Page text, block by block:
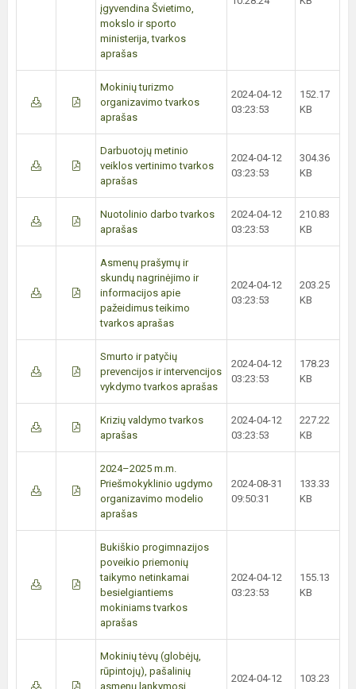
įgyvendina Švietimo,
mokslo ir sporto
ministerija, tvarkos
aprašas
Mokinių turizmo
organizavimo tvarkos
aprašas
2024-04-12
03:23:53
152.17
KB
Darbuotojų metinio
veiklos vertinimo tvarkos
aprašas
2024-04-12
03:23:53
304.36
KB
Nuotolinio darbo tvarkos
aprašas
2024-04-12
03:23:53
210.83
KB
Asmenų prašymų ir
skundų nagrinėjimo ir
informacijos apie
pažeidimus teikimo
tvarkos aprašas
2024-04-12
03:23:53
203.25
KB
Smurto ir patyčių
prevencijos ir intervencijos
vykdymo tvarkos aprašas
2024-04-12
03:23:53
178.23
KB
Krizių valdymo tvarkos
aprašas
2024-04-12
03:23:53
227.22
KB
2024–2025 m.m.
Priešmokyklinio ugdymo
organizavimo modelio
aprašas
2024-08-31
09:50:31
133.33
KB
Bukiškio progimnazijos
poveikio priemonių
taikymo netinkamai
besielgiantiems
mokiniams tvarkos
aprašas
2024-04-12
03:23:53
155.13
KB
Mokinių tėvų (globėjų,
rūpintojų), pašalinių
asmenų lankymosi
2024-04-12
103.23